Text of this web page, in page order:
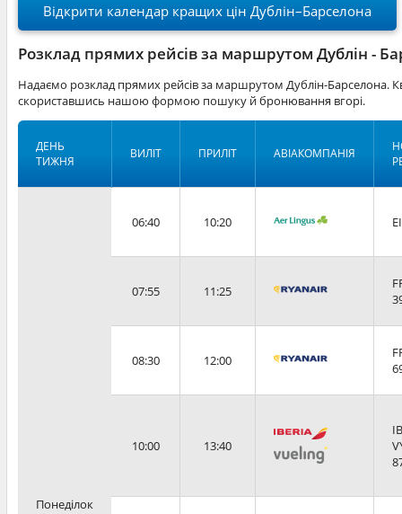
Відкрити календар кращих цін Дублін–Барселона
Розклад прямих рейсів за маршрутом Дублін -
Надаємо розклад прямих рейсів за маршрутом Дублін-Барселона.
скориставшись нашою формою пошуку й бронювання вгорі.
ДЕНЬ
ТИЖНЯ
ВИЛІТ ПРИЛІТ АВІАКОМПАНІЯ
Понеділок
06:40 10:20
07:55 11:25
08:30 12:00
10:00 13:40